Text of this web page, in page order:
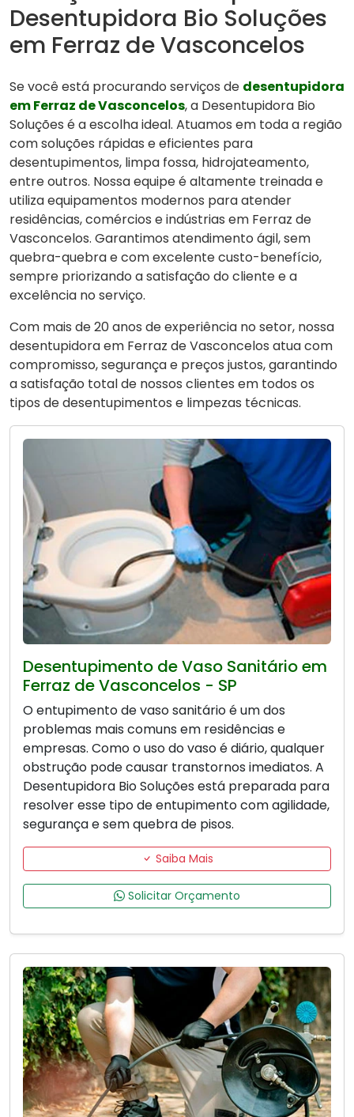
Desentupidora Bio Soluções
em Ferraz de Vasconcelos
Se você está procurando serviços de desentupidora
em Ferraz de Vasconcelos, a Desentupidora Bio
Soluções é a escolha ideal. Atuamos em toda a região
com soluções rápidas e eficientes para
desentupimentos, limpa fossa, hidrojateamento,
entre outros. Nossa equipe é altamente treinada e
utiliza equipamentos modernos para atender
residências, comércios e indústrias em Ferraz de
Vasconcelos. Garantimos atendimento ágil, sem
quebra-quebra e com excelente custo-benefício,
sempre priorizando a satisfação do cliente e a
excelência no serviço.
Com mais de 20 anos de experiência no setor, nossa
desentupidora em Ferraz de Vasconcelos atua com
compromisso, segurança e preços justos, garantindo
a satisfação total de nossos clientes em todos os
tipos de desentupimentos e limpezas técnicas.
Desentupimento de Vaso Sanitário em
Ferraz de Vasconcelos - SP
O entupimento de vaso sanitário é um dos
problemas mais comuns em residências e
empresas. Como o uso do vaso é diário, qualquer
obstrução pode causar transtornos imediatos. A
Desentupidora Bio Soluções está preparada para
resolver esse tipo de entupimento com agilidade,
segurança e sem quebra de pisos.
Saiba Mais
Solicitar Orçamento